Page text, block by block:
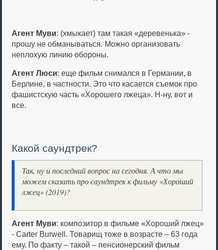
Агент Муви: (хмыкает) там такая «деревенька» -
прошу не обманываться. Можно организовать
неплохую линию обороны.
Агент Люси: еще фильм снимался в Германии, в
Берлине, в частности. Это что касается съемок про
фашистскую часть «Хорошего лжеца». Н-ну, вот и
все.
Какой саундтрек?
Так, ну и последний вопрос на сегодня. А что мы
можем сказать про саундтрек к фильму «Хороший
лжец» (2019)?
Агент Муви: композитор в фильме «Хороший лжец»
- Carter Burwell. Товарищ тоже в возрасте – 63 года
ему. По факту – такой – пенсионерский фильм